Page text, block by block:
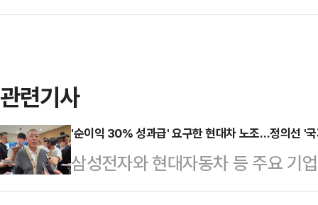
관련기사
'순이익 30% 성과급' 요구한 현대차 노조…정의선 '
삼성전자와 현대자동차 등 주요 기
갈등이 확산하는 가운데 정의선 현